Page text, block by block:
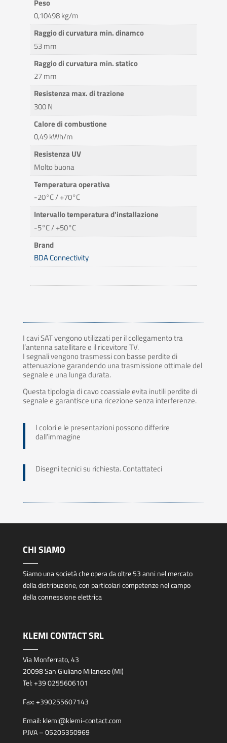
Peso
0,10498 kg/m
Raggio di curvatura min. dinamco
53 mm
Raggio di curvatura min. statico
27 mm
Resistenza max. di trazione
300 N
Calore di combustione
0,49 kWh/m
Resistenza UV
Molto buona
Temperatura operativa
-20°C / +70°C
Intervallo temperatura d'installazione
-5°C / +50°C
Brand
BDA Connectivity
I cavi SAT vengono utilizzati per il collegamento tra
l’antenna satellitare e il ricevitore TV.
I segnali vengono trasmessi con basse perdite di
attenuazione garandendo una trasmissione ottimale del
segnale e una lunga durata.
Questa tipologia di cavo coassiale evita inutili perdite di
segnale e garantisce una ricezione senza interferenze.
I colori e le presentazioni possono differire
dall’immagine
Disegni tecnici su richiesta. Contattateci
CHI SIAMO
Siamo una società che opera da oltre 53 anni nel mercato
della distribuzione, con particolari competenze nel campo
della connessione elettrica
KLEMI CONTACT SRL
Via Monferrato, 43
20098 San Giuliano Milanese (MI)
Tel:+39 0255606101
Fax:+390255607143
Email: klemi@klemi-contact.com
P.IVA – 05205350969